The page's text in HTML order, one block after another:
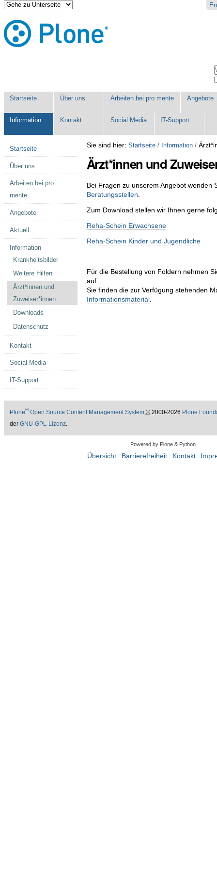
Direkt
zum
Inhalt
|
Direkt
zur
Benutzerspezifische
Werkzeuge
Startseite Über uns Arbeiten bei pro mente Angebote
Information Kontakt Social Media IT-Support
Sie sind hier: Startseite / Information /
Ärzt*innen und
Bei Fragen zu unserem Angebot wenden
Beratungsstellen.
Zum Download stellen wir Ihnen gerne
Reha-Schein Erwachsene
Reha-Schein Kinder und Jugendliche
Für die Bestellung von Foldern nehmen
auf.
Sie finden die zur Verfügung stehenden
Informationsmaterial.
Startseite
Über uns
Arbeiten bei pro
mente
Angebote
Aktuell
Information
Krankheitsbilder
Weitere Hilfen
Ärzt*innen und
Zuweiser*innen
Downloads
Datenschutz
Kontakt
Social Media
IT-Support
Plone®Open Source Content Management System ©2000-2026 Plone
der GNU-GPL-Lizenz.
Powered by Plone & Python
Übersicht Barrierefreiheit Kontakt